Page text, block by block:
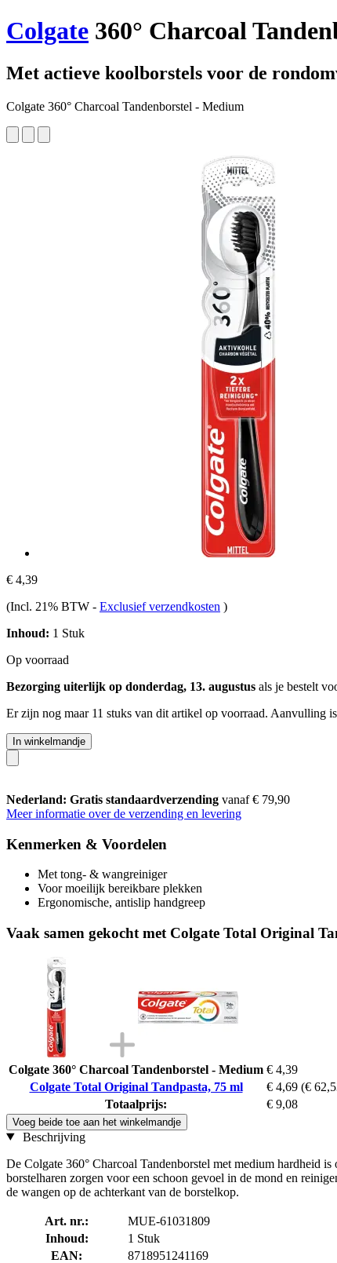
Colgate 360° Charcoal
Met actieve koolborstels voor de
Colgate 360° Charcoal Tandenborstel - Medium
€ 4,39
(Incl. 21% BTW - Exclusief verzendkosten )
Inhoud: 1 Stuk
Op voorraad
Bezorging uiterlijk op donderdag, 13. augustus als je bestelt
Er zijn nog maar 11 stuks van dit artikel op voorraad. Aanvulling
In winkelmandje
Nederland: Gratis standaardverzending vanaf € 79,90
Meer informatie over de verzending en levering
Kenmerken & Voordelen
Met tong- & wangreiniger
Voor moeilijk bereikbare plekken
Ergonomische, antislip handgreep
Vaak samen gekocht met Colgate Total Original
Colgate 360° Charcoal Tandenborstel - Medium € 4,39
Colgate Total Original Tandpasta, 75 ml
€ 4,69 (€
Totaalprijs:
€ 9,08
Voeg beide toe aan het winkelmandje
Beschrijving
De Colgate 360° Charcoal Tandenborstel met medium hardheid
borstelharen zorgen voor een schoon gevoel in de mond en
de wangen op de achterkant van de borstelkop.
Art. nr.:
MUE-61031809
Inhoud:
1 Stuk
EAN:
8718951241169